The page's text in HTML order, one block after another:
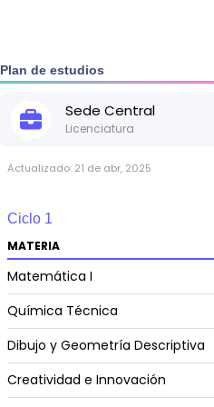
Plan de estudios
Sede Central
Licenciatura
Actualizado: 21 de abr, 2025
Ciclo 1
MATERIA
Matemática I
Química Técnica
Dibujo y Geometría Descriptiva
Creatividad e Innovación